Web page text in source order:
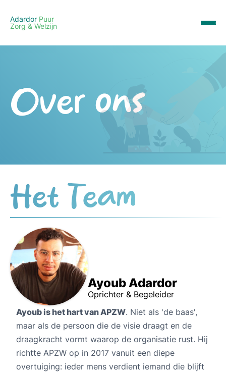
Adardor Puur
Zorg & Welzijn
Over ons
Het Team
Ayoub Adardor
Oprichter & Begeleider
Ayoub is het hart van APZW. Niet als 'de baas',
maar als de persoon die de visie draagt en de
draagkracht vormt waarop de organisatie rust. Hij
richtte APZW op in 2017 vanuit een diepe
overtuiging: ieder mens verdient iemand die blijft